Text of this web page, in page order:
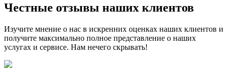
Честные отзывы наших клиентов
Изучите мнение о нас в искренних оценках наших клиентов и
получите максимально полное представление о наших
услугах и сервисе. Нам нечего скрывать!